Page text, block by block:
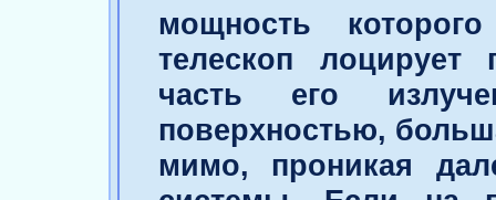
мощность
телескоп лоцирует
часть его
поверхностью,
мимо, проникая